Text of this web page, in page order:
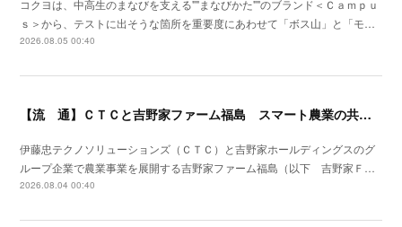
コクヨは、中高生のまなびを支える""まなびかた""のブランド＜Ｃａｍｐｕ
ｓ＞から、テストに出そうな箇所を重要度にあわせて「ボス山」と「モ…
2026.08.05 00:40
【流 通】ＣＴＣと吉野家ファーム福島 スマート農業の共同研究を開始
伊藤忠テクノソリューションズ（ＣＴＣ）と吉野家ホールディングスのグ
ループ企業で農業事業を展開する吉野家ファーム福島（以下 吉野家Ｆ…
2026.08.04 00:40